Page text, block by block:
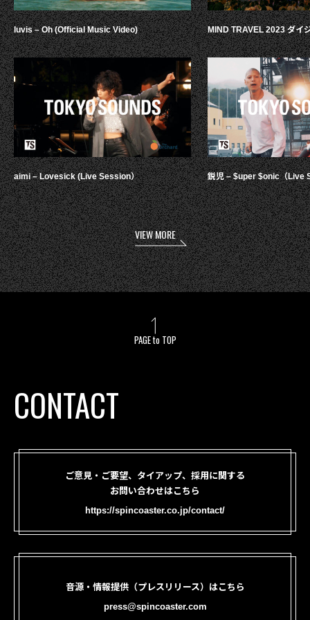
luvis – Oh (Official Music Video)
aimi – Lovesick (Live Session）
MIND TRAVEL 2023 ダイ
鋭児 – $uper $onic（Live
VIEW MORE
PAGE to TOP
CONTACT
ご意見・ご要望、タイアップ、採用に関する
お問い合わせはこちら
https://spincoaster.co.jp/contact/
音源・情報提供（プレスリリース）はこちら
press@spincoaster.com